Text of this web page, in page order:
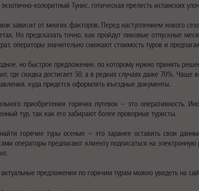
колоритный Тунис, готическая прелесть испанских
зависит от многих факторов. Перед наступлением нового
Но предсказать точно, как пройдут пиковые отпускные
операторы значительно снижают стоимость туров и
но быстрое предложение, по которому нужно принять
где скидка достигает 50, а в редких случаях даже 70%.
куда придется оформлять въездные документы.
приобретения горячих путевок – это оперативность.
тур, так как его забирают более проворные туристы.
горячие туры осенью — это заранее оставить свои
операторы предлагают клиенту подписаться на
предложения по горячим турам можно увидеть на